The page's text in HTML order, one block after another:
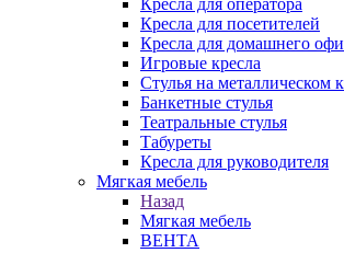
Кресла для оператора
Кресла для посетителей
Кресла для домашнего
Игровые кресла
Стулья на металлическом
Банкетные стулья
Театральные стулья
Табуреты
Кресла для руководителя
Мягкая мебель
Назад
Мягкая мебель
ВЕНТА